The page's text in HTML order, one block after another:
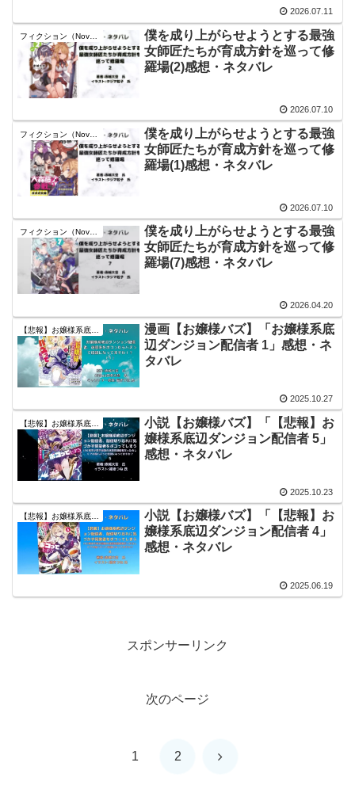
2026.07.11
僕を成り上がらせようとする最強
女師匠たちが育成方針を巡って修
羅場(2)感想・ネタバレ
2026.07.10
僕を成り上がらせようとする最強
女師匠たちが育成方針を巡って修
羅場(1)感想・ネタバレ
2026.07.10
フィクション（Novel）
僕を成り上がらせようとする最強
女師匠たちが育成方針を巡って修
羅場(7)感想・ネタバレ
2026.04.20
漫画【お嬢様バズ】「お嬢様系底
辺ダンジョン配信者 1」感想・ネ
タバレ
2025.10.27
小説【お嬢様バズ】「【悲報】お
嬢様系底辺ダンジョン配信者 5」
感想・ネタバレ
2025.10.23
【悲報】お嬢様系底辺ダンジョン配信者、配信切り忘れに気づかず同業者をボコってしまう
小説【お嬢様バズ】「【悲報】お
嬢様系底辺ダンジョン配信者 4」
感想・ネタバレ
2025.06.19
スポンサーリンク
次のページ
1 2 次